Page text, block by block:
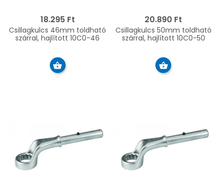
18.295 Ft
Csillagkulcs 46mm toldható
szárral, hajlított 10C0-46
20.890 Ft
Csillagkulcs 50mm toldható
szárral, hajlított 10C0-50